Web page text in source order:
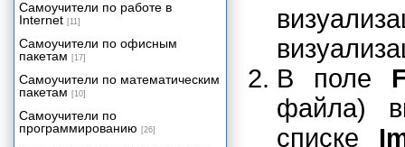
В поле
файла)
списке
клавиатурные комбинации в
Maya.
Самоучители по работе в
Internet [11]
Самоучители по офисным
пакетам [17]
Самоучители по математическим
пакетам [10]
Самоучители по
программированию [26]